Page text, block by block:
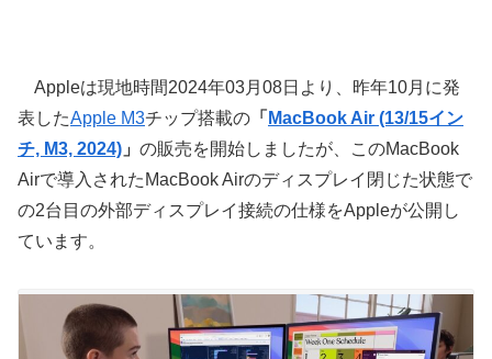
Appleは現地時間2024年03月08日より、昨年10月に発
表したApple M3チップ搭載の 「 MacBook Air (13/15イン
チ, M3, 2024) 」 の販売を開始しましたが、このMacBook
Airで導入されたMacBook Airのディスプレイ閉じた状態で
の2台目の外部ディスプレイ接続の仕様をAppleが公開し
ています。